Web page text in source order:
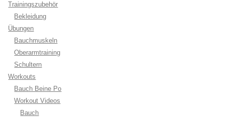
Trainingszubehör
Bekleidung
Übungen
Bauchmuskeln
Oberarmtraining
Schultern
Workouts
Bauch Beine Po
Workout Videos
Bauch